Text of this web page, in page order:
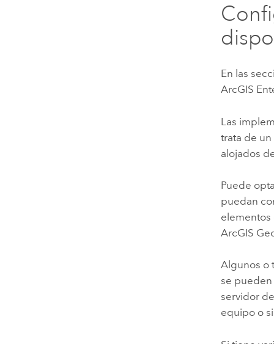
En las
ArcGIS
Las
trata de un
alojados
Puede
puedan
ArcGIS
Algunos o
se
servidor
equipo o